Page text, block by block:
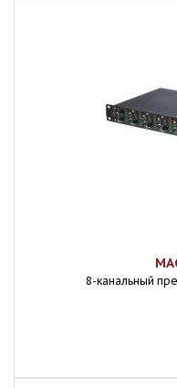
8-канальный